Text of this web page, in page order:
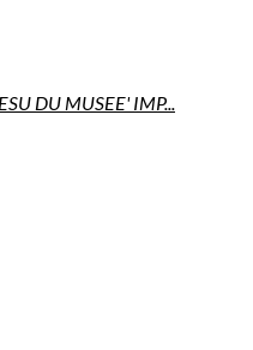
DU MUSEE' IMP...